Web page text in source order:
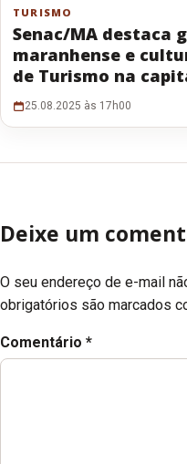
TURISMO
Senac/MA destaca
maranhense e
de Turismo na
25.08.2025 às 17h00
Deixe um
O seu endereço de e-mail
obrigatórios são marcados
Comentário *